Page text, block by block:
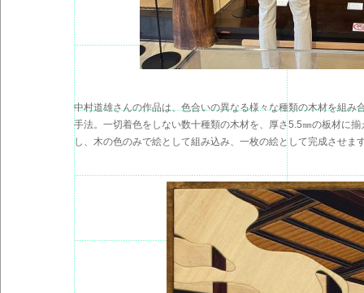
中村道雄さんの作品は、色合いの異なる様々な種類の木材を組
手法。一切着色をしない数十種類の木材を、厚さ5.5㎜の板材に
し、木の色のみで絵として組み込み、一枚の絵として完成させま